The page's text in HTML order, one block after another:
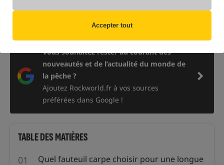
Accepter tout
d’une chaise de pêche ordinaire et à quoi faire attention
Vous souhaitez rester au courant des
nouveautés et de l’actualité du monde de
la pêche ?
Ajoutez Rockworld.fr à vos sources
préférées dans Google !
TABLE DES MATIÈRES
Quel fauteuil carpe choisir pour une longue